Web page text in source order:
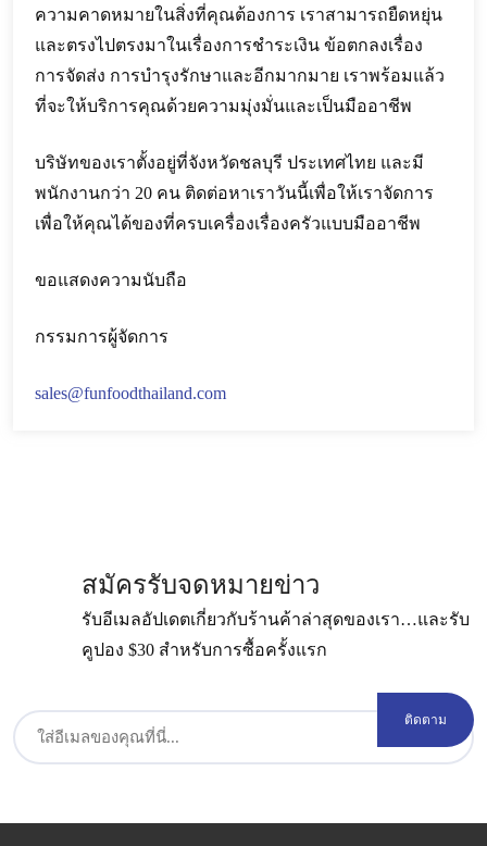
ความคาดหมายในสิ่งที่คุณต้องการ เราสามารถยืดหยุ่น
และตรงไปตรงมาในเรื่องการชำระเงิน ข้อตกลงเรื่อง
การจัดส่ง การบำรุงรักษาและอีกมากมาย เราพร้อมแล้ว
ที่จะให้บริการคุณด้วยความมุ่งมั่นและเป็นมืออาชีพ
บริษัทของเราตั้งอยู่ที่จังหวัดชลบุรี ประเทศไทย และมี
พนักงานกว่า 20 คน ติดต่อหาเราวันนี้เพื่อให้เราจัดการ
เพื่อให้คุณได้ของที่ครบเครื่องเรื่องครัวแบบมืออาชีพ
ขอแสดงความนับถือ
กรรมการผู้จัดการ
sales@funfoodthailand.com
สมัครรับจดหมายข่าว
รับอีเมลอัปเดตเกี่ยวกับร้านค้าล่าสุดของเรา…และรับ
คูปอง $30 สำหรับการซื้อครั้งแรก
CAPTCHA
Email